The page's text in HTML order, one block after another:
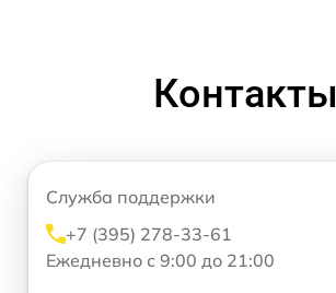
Контакты
Служба поддержки
+7 (395) 278-33-61
Ежедневно с 9:00 до 21:00